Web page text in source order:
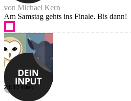
von Michael Kern
Am Samstag gehts ins Finale. Bis dann!
23:17 Uhr: